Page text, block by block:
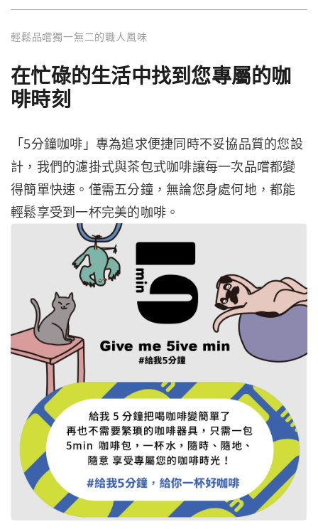
輕鬆品嚐獨一無二的職人風味
在忙碌的生活中找到您專屬的咖
啡時刻
「5分鐘咖啡」專為追求便捷同時不妥協品質的您設
計，我們的濾掛式與茶包式咖啡讓每一次品嚐都變
得簡單快速。僅需五分鐘，無論您身處何地，都能
輕鬆享受到一杯完美的咖啡。